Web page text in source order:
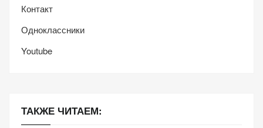
Контакт
Одноклассники
Youtube
ТАКЖЕ ЧИТАЕМ: